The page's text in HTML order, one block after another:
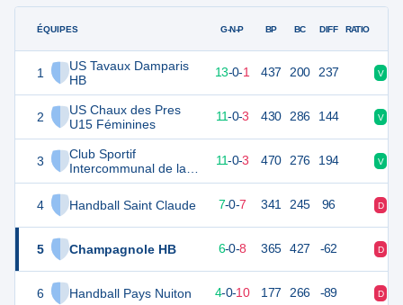
ÉQUIPES
1
US Tavaux Damparis
HB
2
US Chaux des Pres
U15 Féminines
3
Club Sportif
Intercommunal de la
Tille Genlis
4
Handball Saint Claude
5 Champagnole HB
6 Handball Pays Nuiton
G-N-P BP BC DIFF RATIO
40 14 13-0-1 437 200 237 V
36 11-0-3 430 286 144 V
36 11-0-3 470 276 194 V
26 14 7-0-7 341 245 96 D
26 6-0-8 365 427 -62 D
19 14 4-0-10 177 266 -89 D